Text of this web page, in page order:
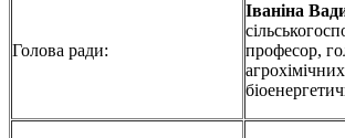
Голова ради:
Іваніна
професор,